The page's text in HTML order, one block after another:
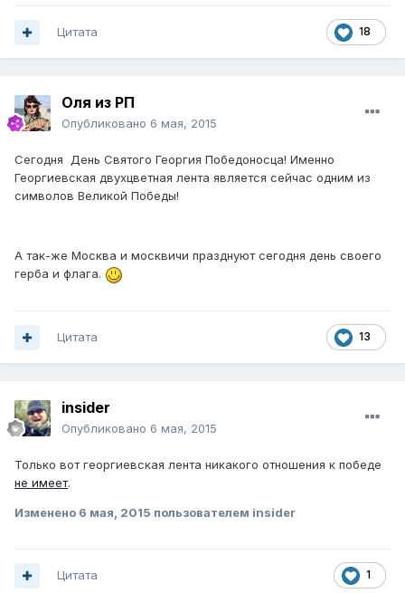
18
Цитата
Оля из РП
Опубликовано 6 мая, 2015
Сегодня День Святого Георгия Победоносца! Именно
Георгиевская двухцветная лента является сейчас одним из
символов Великой Победы!
А так-же Москва и москвичи празднуют сегодня день своего
герба и флага.
13
Цитата
insider
Опубликовано 6 мая, 2015
Только вот георгиевская лента никакого отношения к победе
не имеет.
Изменено 6 мая, 2015 пользователем insider
1
Цитата